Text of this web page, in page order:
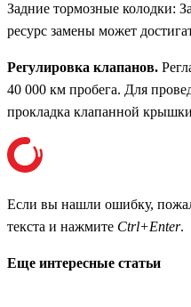
Задние тормозные колодки:
ресурс замены может
Регулировка клапанов.
40 000 км пробега. Для
прокладка клапанной
Если вы нашли ошибку,
текста и нажмите Ctrl+Enter.
Еще интересные статьи